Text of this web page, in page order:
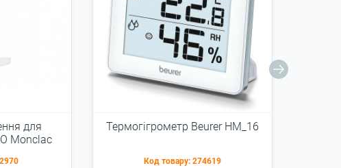
для
Monclac
Термогігрометр Beurer HM_16
Код товару: 274619